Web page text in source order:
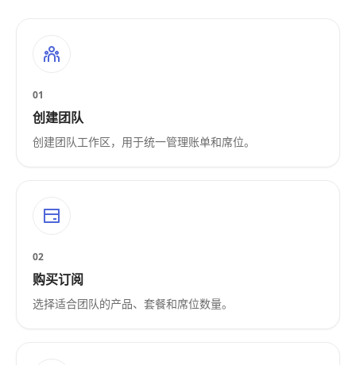
01
创建团队
创建团队工作区，用于统一管理账单和席位。
02
购买订阅
选择适合团队的产品、套餐和席位数量。